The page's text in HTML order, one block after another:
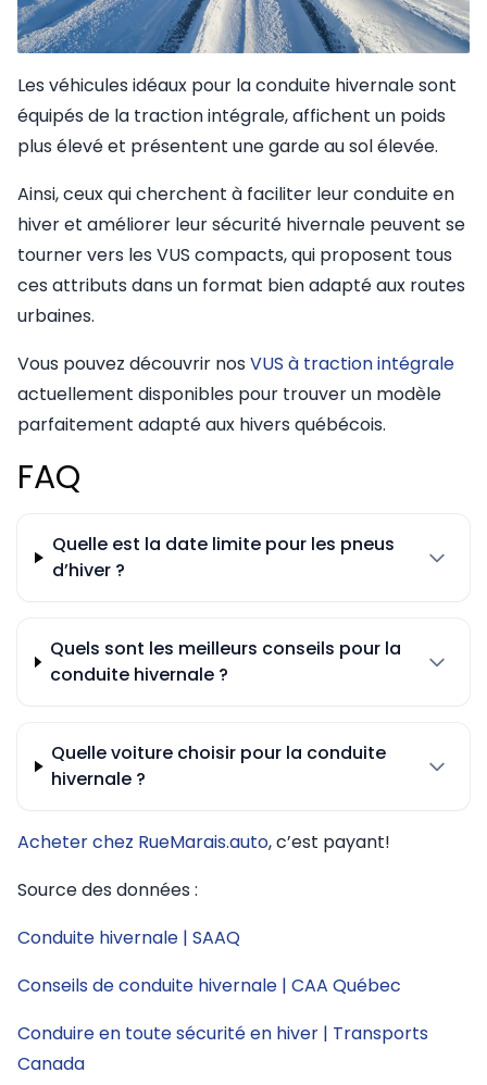
Les véhicules idéaux pour la conduite hivernale sont
équipés de la traction intégrale, affichent un poids
plus élevé et présentent une garde au sol élevée.
Ainsi, ceux qui cherchent à faciliter leur conduite en
hiver et améliorer leur sécurité hivernale peuvent se
tourner vers les VUS compacts, qui proposent tous
ces attributs dans un format bien adapté aux routes
urbaines.
Vous pouvez découvrir nos VUS à traction intégrale
actuellement disponibles pour trouver un modèle
parfaitement adapté aux hivers québécois.
FAQ
Quelle est la date limite pour les pneus
d’hiver ?
Quels sont les meilleurs conseils pour la
conduite hivernale ?
Quelle voiture choisir pour la conduite
hivernale ?
Acheter chez RueMarais.auto, c’est payant!
Source des données :
Conduite hivernale | SAAQ
Conseils de conduite hivernale | CAA Québec
Conduire en toute sécurité en hiver | Transports
Canada